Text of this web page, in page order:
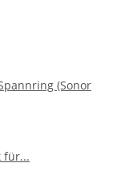
(Sonor